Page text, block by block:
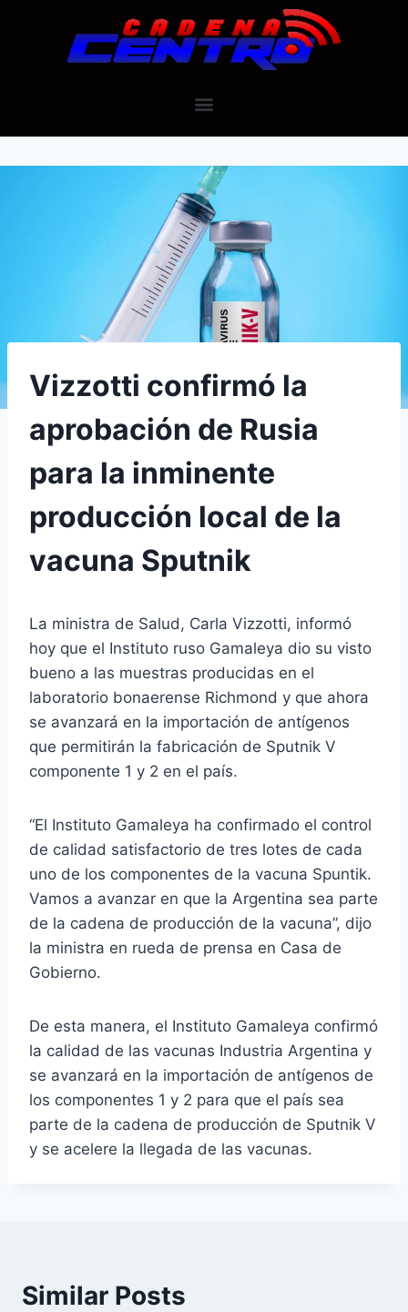
Vizzotti confirmó la
aprobación de Rusia
para la inminente
producción local de la
vacuna Sputnik
La ministra de Salud, Carla Vizzotti, informó
hoy que el Instituto ruso Gamaleya dio su visto
bueno a las muestras producidas en el
laboratorio bonaerense Richmond y que ahora
se avanzará en la importación de antígenos
que permitirán la fabricación de Sputnik V
componente 1 y 2 en el país.
“El Instituto Gamaleya ha confirmado el control
de calidad satisfactorio de tres lotes de cada
uno de los componentes de la vacuna Spuntik.
Vamos a avanzar en que la Argentina sea parte
de la cadena de producción de la vacuna”, dijo
la ministra en rueda de prensa en Casa de
Gobierno.
De esta manera, el Instituto Gamaleya confirmó
la calidad de las vacunas Industria Argentina y
se avanzará en la importación de antígenos de
los componentes 1 y 2 para que el país sea
parte de la cadena de producción de Sputnik V
y se acelere la llegada de las vacunas.
Similar Posts